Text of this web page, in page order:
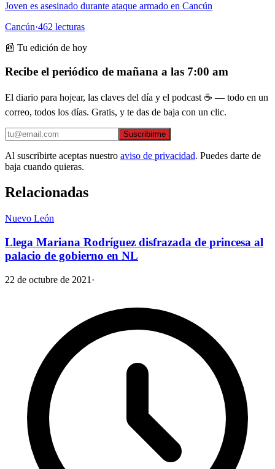
Joven es asesinado durante ataque armado en Cancún
Cancún·462 lecturas
📰 Tu edición de hoy
Recibe el periódico de mañana a las 7:00 am
El diario para hojear, las claves del día y el podcast ☕ — todo en un
correo, todos los días. Gratis, y te das de baja con un clic.
Suscribirme
Al suscribirte aceptas nuestro aviso de privacidad. Puedes darte de
baja cuando quieras.
Relacionadas
Nuevo León
Llega Mariana Rodríguez disfrazada de princesa al
palacio de gobierno en NL
22 de octubre de 2021 ·